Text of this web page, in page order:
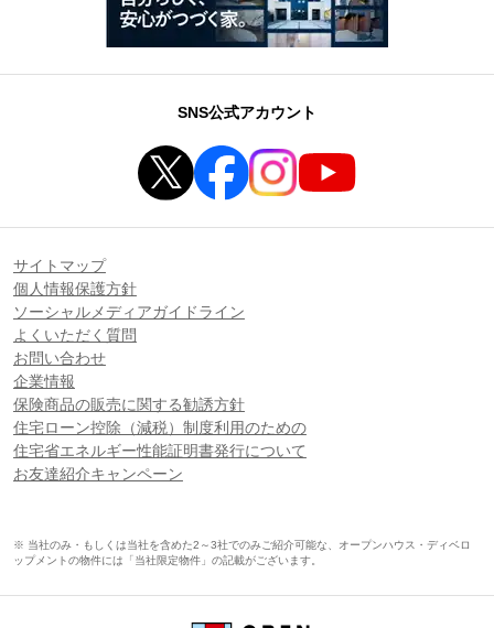
SNS公式アカウント
サイトマップ
個人情報保護方針
ソーシャルメディアガイドライン
よくいただく質問
お問い合わせ
企業情報
保険商品の販売に関する勧誘方針
住宅ローン控除（減税）制度利用のための
住宅省エネルギー性能証明書発行について
お友達紹介キャンペーン
※ 当社のみ・もしくは当社を含めた2～3社でのみご紹介可能な、オープンハウス・ディベロ
ップメントの物件には「当社限定物件」の記載がございます。